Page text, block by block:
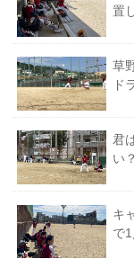
置
草
ド
君
い？
キ
で